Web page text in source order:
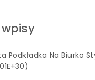
Podkładka Na Biurko